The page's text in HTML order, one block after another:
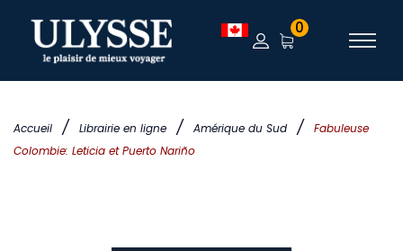
Accueil / Librairie en ligne / Amérique du Sud /
Fabuleuse
Colombie: Leticia et Puerto Nariño
0